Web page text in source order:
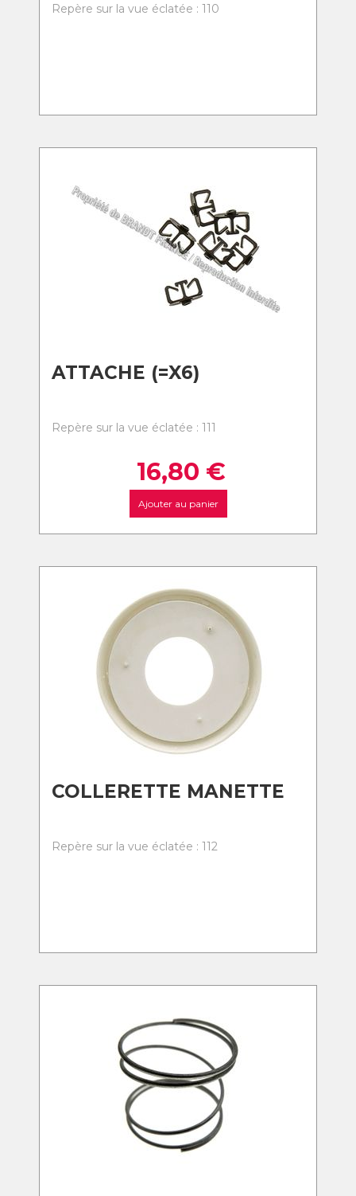
Repère sur la vue éclatée : 110
ATTACHE (=X6)
Repère sur la vue éclatée : 111
16,80 €
Ajouter au panier
COLLERETTE MANETTE
Repère sur la vue éclatée : 112